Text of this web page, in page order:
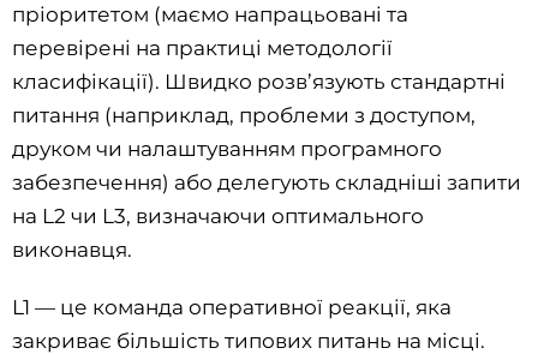
пріоритетом (маємо напрацьовані та
перевірені на практиці методології
класифікації). Швидко розв’язують стандартні
питання (наприклад, проблеми з доступом,
друком чи налаштуванням програмного
забезпечення) або делегують складніші запити
на L2 чи L3, визначаючи оптимального
виконавця.
L1 — це команда оперативної реакції, яка
закриває більшість типових питань на місці.